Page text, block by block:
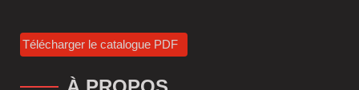
Télécharger le catalogue PDF